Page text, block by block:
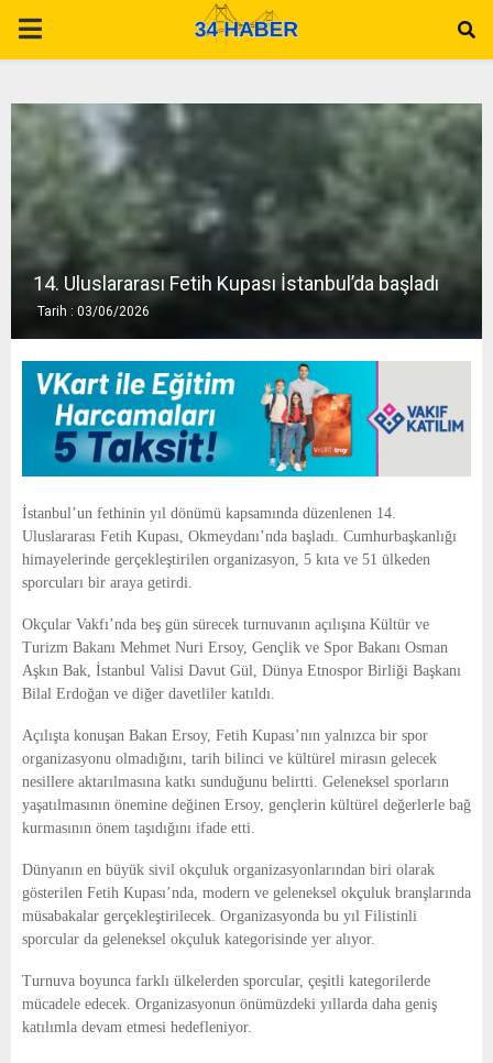
P
I
M
A
E
N
U
14. Uluslararası Fetih Kupası İstanbul’da başladı
Tarih : 03/06/2026
İstanbul’un fethinin yıl dönümü kapsamında düzenlenen 14.
Uluslararası Fetih Kupası, Okmeydanı’nda başladı. Cumhurbaşkanlığı
himayelerinde gerçekleştirilen organizasyon, 5 kıta ve 51 ülkeden
sporcuları bir araya getirdi.
Okçular Vakfı’nda beş gün sürecek turnuvanın açılışına Kültür ve
Turizm Bakanı Mehmet Nuri Ersoy, Gençlik ve Spor Bakanı Osman
Aşkın Bak, İstanbul Valisi Davut Gül, Dünya Etnospor Birliği Başkanı
Bilal Erdoğan ve diğer davetliler katıldı.
Açılışta konuşan Bakan Ersoy, Fetih Kupası’nın yalnızca bir spor
organizasyonu olmadığını, tarih bilinci ve kültürel mirasın gelecek
nesillere aktarılmasına katkı sunduğunu belirtti. Geleneksel sporların
yaşatılmasının önemine değinen Ersoy, gençlerin kültürel değerlerle bağ
kurmasının önem taşıdığını ifade etti.
Dünyanın en büyük sivil okçuluk organizasyonlarından biri olarak
gösterilen Fetih Kupası’nda, modern ve geleneksel okçuluk branşlarında
müsabakalar gerçekleştirilecek. Organizasyonda bu yıl Filistinli
sporcular da geleneksel okçuluk kategorisinde yer alıyor.
Turnuva boyunca farklı ülkelerden sporcular, çeşitli kategorilerde
mücadele edecek. Organizasyonun önümüzdeki yıllarda daha geniş
katılımla devam etmesi hedefleniyor.